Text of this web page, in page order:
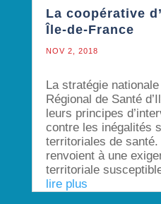
La coopérative
Île-de-France
NOV 2, 2018
La stratégie
Régional de Santé
leurs principes
contre les inégalités
territoriales de
renvoient à une
territoriale
lire plus